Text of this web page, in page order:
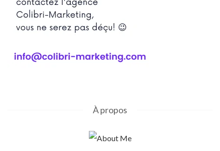
À propos